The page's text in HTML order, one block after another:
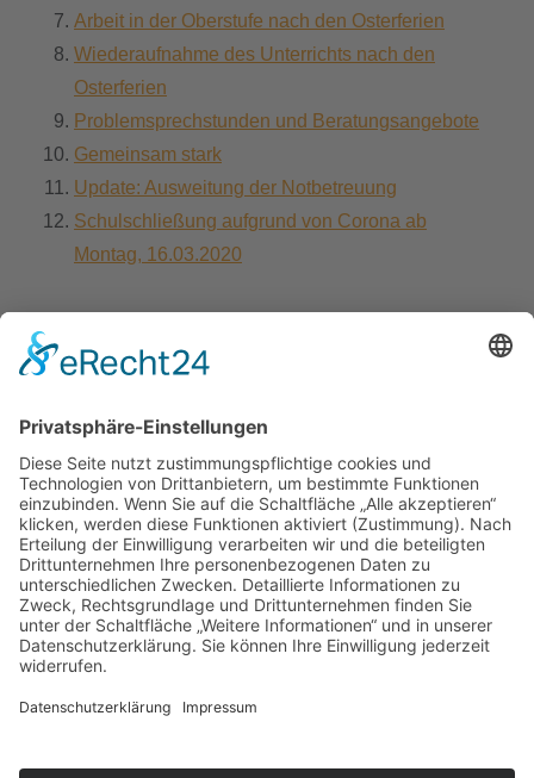
schiller.news
hitzebedingte Kurzstunden vom 22.6 bis 26.6.2026
Einladung zum Kennenlern-Nachmittag am 2.7.2026
Unser Schulgarten wächst – unterstützen Sie unser
Projekt!
Arbeit in der Oberstufe nach den Osterferien
Wiederaufnahme des Unterrichts nach den
Osterferien
Problemsprechstunden und Beratungsangebote
Gemeinsam stark
Update: Ausweitung der Notbetreuung
Schulschließung aufgrund von Corona ab
Montag, 16.03.2020